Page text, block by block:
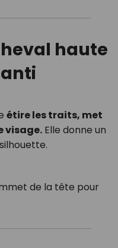
haute
étire les traits, met
visage.Elle donne un
de la tête pour